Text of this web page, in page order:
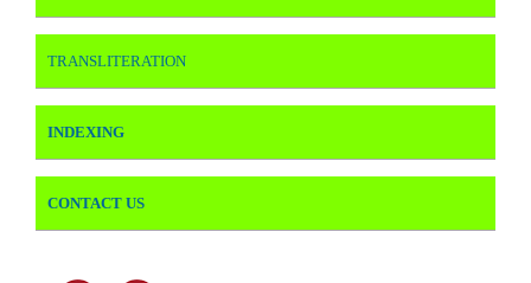
TRANSLITERATION
INDEXING
CONTACT US